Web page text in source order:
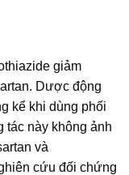
giảm
Dược động
kể khi dùng phối
này không ảnh
và
cứu đối chứng